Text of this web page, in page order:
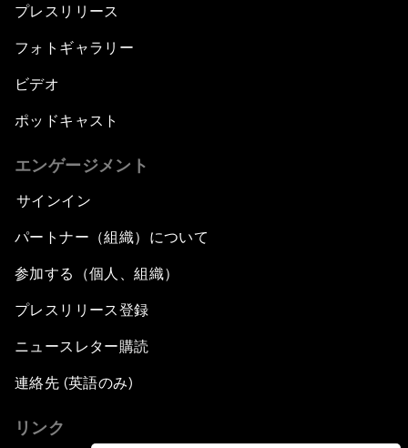
プレスリリース
フォトギャラリー
ビデオ
ポッドキャスト
エンゲージメント
サインイン
パートナー（組織）について
参加する（個人、組織）
プレスリリース登録
ニュースレター購読
連絡先 (英語のみ)
リンク